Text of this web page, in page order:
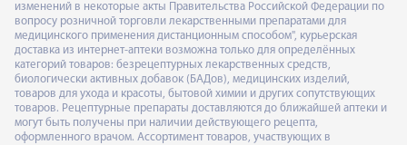
изменений в некоторые акты Правительства Российской Федерации по
вопросу розничной торговли лекарственными препаратами для
медицинского применения дистанционным способом", курьерская
доставка из интернет-аптеки возможна только для определённых
категорий товаров: безрецептурных лекарственных средств,
биологически активных добавок (БАДов), медицинских изделий,
товаров для ухода и красоты, бытовой химии и других сопутствующих
товаров. Рецептурные препараты доставляются до ближайшей аптеки и
могут быть получены при наличии действующего рецепта,
оформленного врачом. Ассортимент товаров, участвующих в